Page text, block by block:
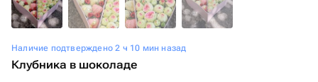
Наличие подтверждено 2 ч 10 мин назад
Клубника в шоколаде